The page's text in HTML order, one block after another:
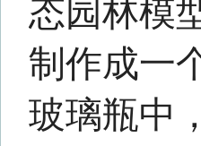
节吸引了数千
展台，感受“
事水族造景的
品获得了全国